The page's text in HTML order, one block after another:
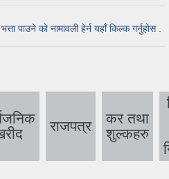
पाउने को नामावली हेर्न यहाँ किल्क गर्नुहोस .
राजपत्र
कर तथा
शुल्कहरु